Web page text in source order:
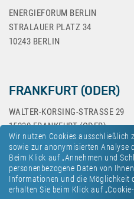
Wir nutzen Cookies ausschließlich
sowie zur anonymisierten Analyse
Beim Klick auf „Annehmen und
personenbezogene Daten von
Informationen und die Möglichkeit
erhalten Sie beim Klick auf
ENERGIEFORUM BERLIN
STRALAUER PLATZ 34
10243 BERLIN
FRANKFURT (ODER)
WALTER-KORSING-STRASSE 29
15230 FRANKFURT (ODER)